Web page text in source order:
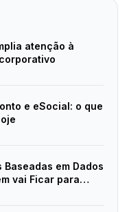
atenção à
e eSocial: o que
em Dados
vai Ficar para